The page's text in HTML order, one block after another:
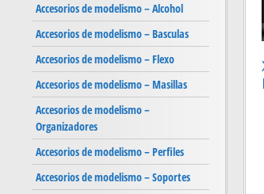
Accesorios de modelismo – Alcohol
Accesorios de modelismo – Basculas
Accesorios de modelismo – Flexo
Accesorios de modelismo – Masillas
Accesorios de modelismo –
Organizadores
Accesorios de modelismo – Perfiles
Accesorios de modelismo – Soportes